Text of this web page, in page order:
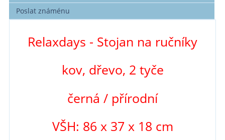
Poslat známénu
Relaxdays - Stojan na ručníky
kov, dřevo, 2 tyče
černá / přírodní
VŠH: 86 x 37 x 18 cm